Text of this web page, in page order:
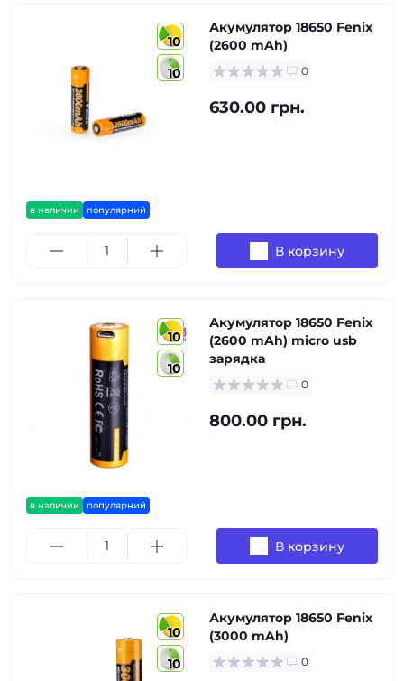
10
10
в наличии популярний
Акумулятор 18650 Fenix
(2600 mAh)
0
630.00 грн.
В корзину
10
10
в наличии популярний
Акумулятор 18650 Fenix
(2600 mAh) micro usb
зарядка
0
800.00 грн.
В корзину
10
10
Акумулятор 18650 Fenix
(3000 mAh)
0